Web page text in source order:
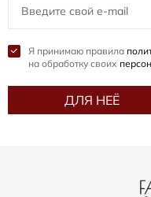
Я принимаю правила
на обработку своих
ДЛЯ НЕЁ